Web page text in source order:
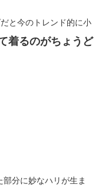
と今のトレンド的に小
着るのがちょうど
分に妙なハリが生ま